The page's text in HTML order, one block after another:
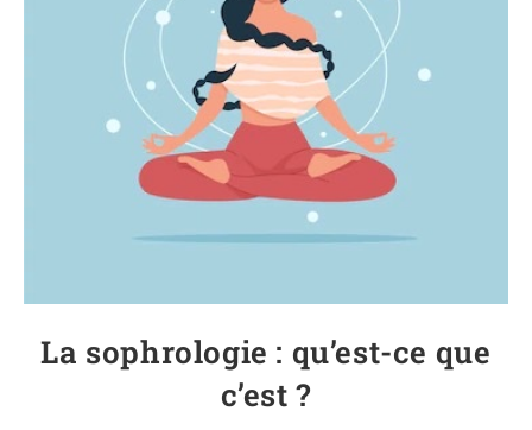
La sophrologie : qu’est-ce que
c’est ?